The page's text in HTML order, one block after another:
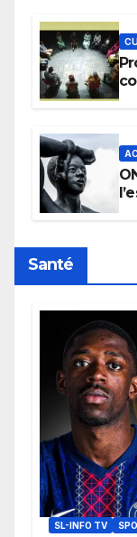
Santé
SL-INFO TV